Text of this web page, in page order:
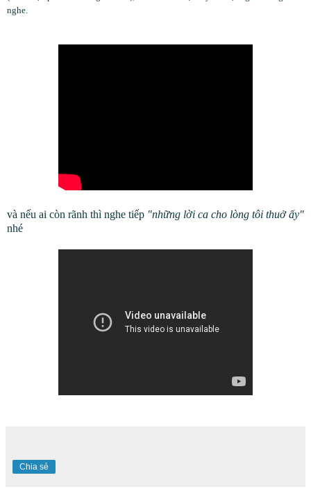
nghe.
và nếu ai còn rãnh thì nghe tiếp "những lời ca cho lòng tôi thuở ấy"
nhé
Chia sẻ